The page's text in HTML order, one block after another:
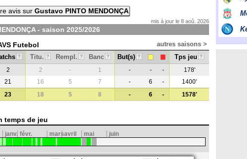
avis sur Gustavo PINTO MENDONÇA
mis à jour le 8 aoû. 2026
- saison 2025/2026
Futebol
autres saisons >
? Titu. ? Rempl. ? Banc ? But(s) ? Tps jeu ?
2 2 - 1 - - -
178'
21 16 5 7 - 6 -
1400'
23 18 5 8 - 6 - 1578'
temps de jeu
janv. févr. marsavril mai juin